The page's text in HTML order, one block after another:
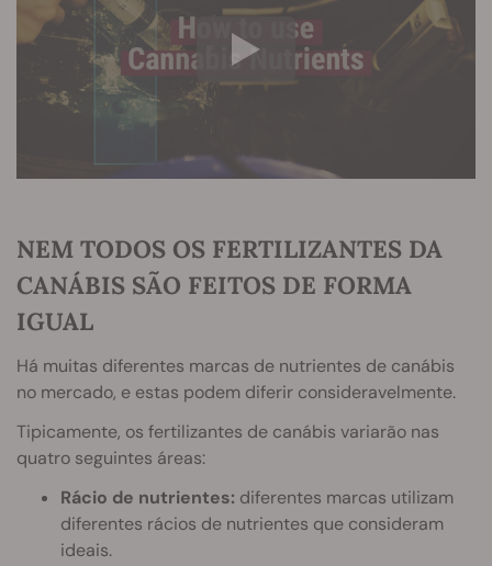
NEM TODOS OS FERTILIZANTES DA
CANÁBIS SÃO FEITOS DE FORMA
IGUAL
Há muitas diferentes marcas de nutrientes de canábis
no mercado, e estas podem diferir consideravelmente.
Tipicamente, os fertilizantes de canábis variarão nas
quatro seguintes áreas:
Rácio de nutrientes: diferentes marcas utilizam
diferentes rácios de nutrientes que consideram
ideais.